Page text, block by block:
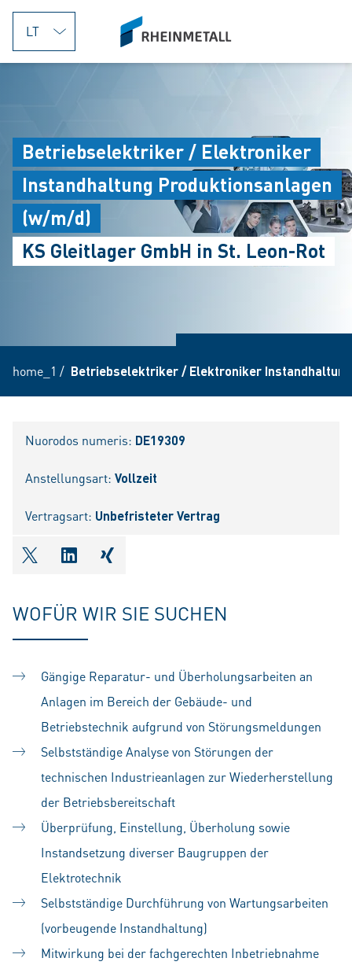
jumpToMain
siteLogo
Betriebselektriker / Elektroniker
Instandhaltung Produktionsanlagen
(w/m/d)
KS Gleitlager GmbH in St. Leon-Rot
home_1 / Betriebselektriker / Elektroniker
Nuorodos numeris: DE19309
Anstellungsart: Vollzeit
Vertragsart: Unbefristeter Vertrag
shareOntwitter
shareOnlinkedIn
shareOnxing
WOFÜR WIR SIE SUCHEN
Gängige Reparatur- und Überholungsarbeiten an
Anlagen im Bereich der Gebäude- und
Betriebstechnik aufgrund von Störungsmeldungen
Selbstständige Analyse von Störungen der
technischen Industrieanlagen zur Wieder­herstellung
der Betriebs­bereit­schaft
Überprüfung, Einstellung, Überholung sowie
Instandsetzung diverser Baugruppen der
Elektrotechnik
Selbstständige Durchführung von Wartungsarbeiten
(vorbeugende Instandhaltung)
Mitwirkung bei der fach­gerechten Inbetrieb­nahme